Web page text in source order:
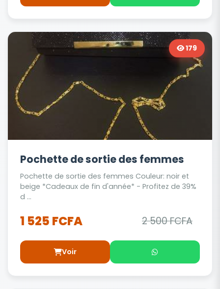
179
Pochette de sortie des femmes
Pochette de sortie des femmes Couleur: noir et
beige *Cadeaux de fin d'année* - Profitez de 39%
d ...
1 525 FCFA 2 500 FCFA
Voir